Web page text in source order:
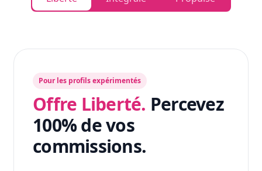
Pour les profils expérimentés
Offre Liberté. Percevez
100% de vos
commissions.